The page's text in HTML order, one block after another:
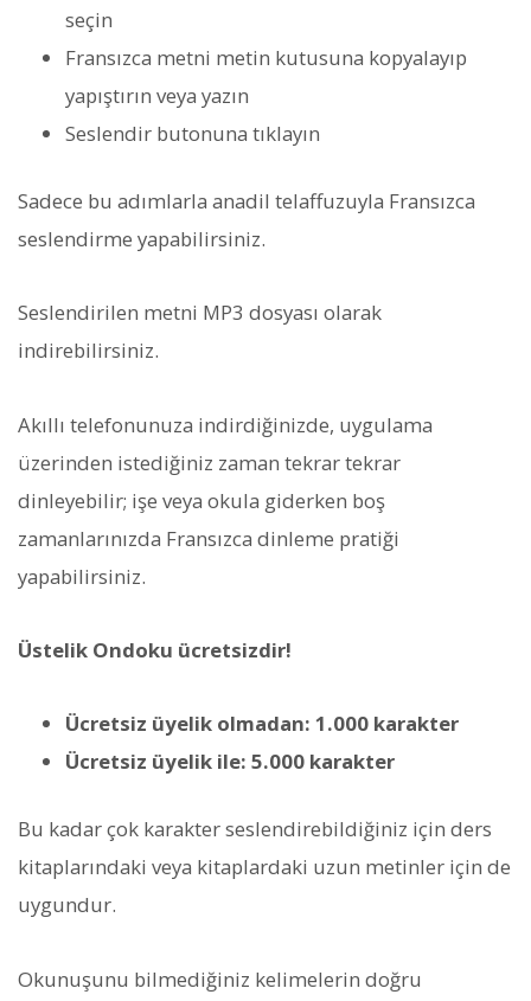
seçin
Fransızca metni metin kutusuna kopyalayıp
yapıştırın veya yazın
Seslendir butonuna tıklayın
Sadece bu adımlarla anadil telaffuzuyla Fransızca
seslendirme yapabilirsiniz.
Seslendirilen metni MP3 dosyası olarak
indirebilirsiniz.
Akıllı telefonunuza indirdiğinizde, uygulama
üzerinden istediğiniz zaman tekrar tekrar
dinleyebilir; işe veya okula giderken boş
zamanlarınızda Fransızca dinleme pratiği
yapabilirsiniz.
Üstelik Ondoku ücretsizdir!
Ücretsiz üyelik olmadan: 1.000 karakter
Ücretsiz üyelik ile: 5.000 karakter
Bu kadar çok karakter seslendirebildiğiniz için ders
kitaplarındaki veya kitaplardaki uzun metinler için de
uygundur.
Okunuşunu bilmediğiniz kelimelerin doğru